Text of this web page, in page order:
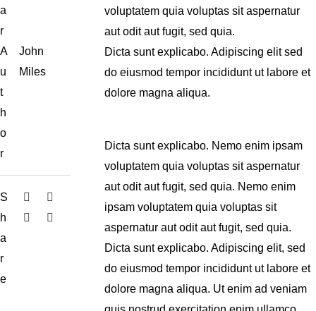
a
r
A
u
t
h
o
r
John
Miles
S
h
a
r
e
voluptatem quia voluptas sit aspernatur
aut odit aut fugit, sed quia.
Dicta sunt explicabo. Adipiscing elit sed
do eiusmod tempor incididunt ut labore et
dolore magna aliqua.
Dicta sunt explicabo. Nemo enim ipsam
voluptatem quia voluptas sit aspernatur
aut odit aut fugit, sed quia. Nemo enim
ipsam voluptatem quia voluptas sit
aspernatur aut odit aut fugit, sed quia.
Dicta sunt explicabo. Adipiscing elit, sed
do eiusmod tempor incididunt ut labore et
dolore magna aliqua. Ut enim ad veniam